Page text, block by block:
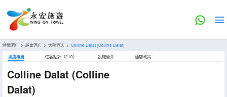
特價酒店 > 越南酒店 > 大叻酒店 > Colline Dalat(Colline Dalat)
酒店概览 住客點評（210） 設施簡介 酒店政策
Colline Dalat (Colline
Dalat)